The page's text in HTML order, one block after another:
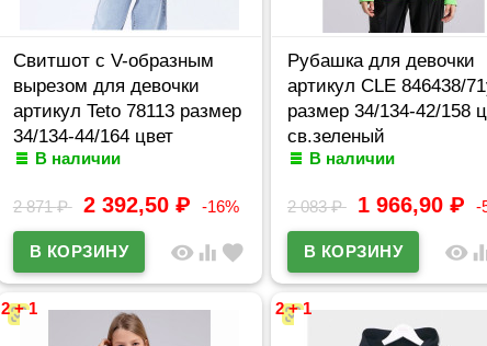
Свитшот с V-образным
вырезом для девочки
артикул Teto 78113 размер
34/134-44/164 цвет
кремовый
В наличии
2 871₽ 2 392,50 ₽ -16%
visibility equalizer favorite
Рубашка для девочки
артикул CLE 846438/
размер 34/134-42/158
св.зеленый
В наличии
2 083₽ 1 966,90 ₽ -
visibility
2 + 1 2 + 1